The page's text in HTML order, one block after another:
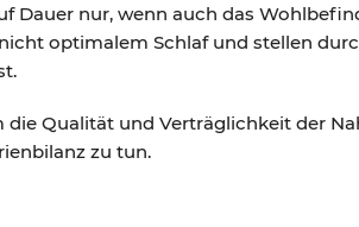
Dauer nur, wenn auch das
optimalem Schlaf und stellen
Qualität und Verträglichkeit der
zu tun.